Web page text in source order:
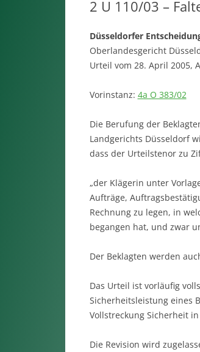
2 U 110/03 –
Düsseldorfer
Oberlandesgericht
Urteil vom 28. April 2005,
Vorinstanz: 4a O 383/02
Die Berufung der
Landgerichts Düsseldorf
dass der Urteilstenor zu
„der Klägerin unter
Aufträge,
Rechnung zu legen, in
begangen hat, und zwar
Der Beklagten werden
Das Urteil ist vorläufig
Sicherheitsleistung eines
Vollstreckung Sicherheit
Die Revision wird